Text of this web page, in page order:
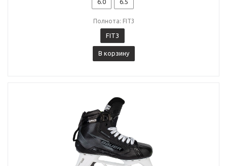
6.0 6.5
Полнота: FIT3
FIT3
В корзину